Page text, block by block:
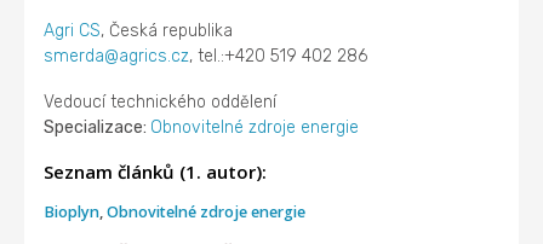
Agri CS, Česká republika
smerda@agrics.cz, tel.:+420 519 402 286
Vedoucí technického oddělení
Specializace: Obnovitelné zdroje energie
Seznam článků (1. autor):
Bioplyn,Obnovitelné zdroje energie